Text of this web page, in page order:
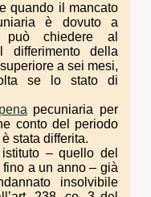
quando il mancato
è dovuto a
può chiedere al
differimento della
a sei mesi,
se lo stato di
pecuniaria per
conto del periodo
stata differita.
– quello del
a un anno – già
insolvibile